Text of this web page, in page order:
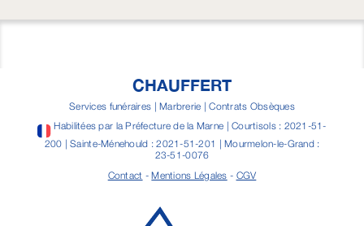
CHAUFFERT
Services funéraires | Marbrerie | Contrats Obsèques
Habilitées par la Préfecture de la Marne | Courtisols : 2021-51-
200 | Sainte-Ménehould : 2021-51-201 | Mourmelon-le-Grand :
23-51-0076
Contact -Mentions Légales - CGV